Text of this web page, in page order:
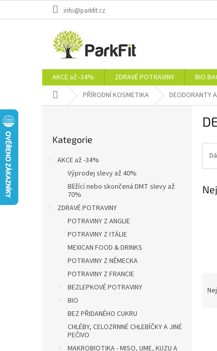
info@parkfit.cz
AKCE až -34% ZDRAVÉ POTRAVINY BIO
Domů PŘÍRODNÍ KOSMETIKA DEODORANTY
kategorie
Kategorie
AKCE až -34%
Výprodej slevy až 40%
Blížící nebo skončená DMT slevy až
70%
ZDRAVÉ POTRAVINY
POTRAVINY Z ANGLIE
POTRAVINY Z ITÁLIE
MEXICAN FOOD & DRINKS
POTRAVINY Z NĚMECKA
POTRAVINY Z FRANCIE
BEZLEPKOVÉ POTRAVINY
BIO
BEZ PŘIDANÉHO CUKRU
CHLÉBY, CELOZRNNÉ CHLEBÍČKY A JINÉ
PEČIVO
MAKROBIOTIKA - MISO, UME, KUZU A